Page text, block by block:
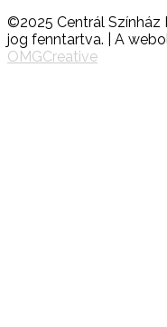
©2025 Centrál Színház
jog fenntartva. | A
OMGCreative